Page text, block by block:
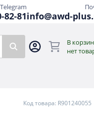
82-81info@awd-
В
нет
Код товара: R901240055